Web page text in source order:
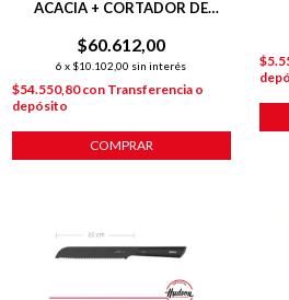
ACACIA + CORTADOR DE
$60.612,00
6 x $10.102,00 sin interés
$54.550,80con Transferencia o
depósito
COMPRAR